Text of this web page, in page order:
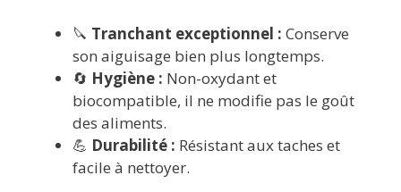
🔪 Tranchant exceptionnel : Conserve
son aiguisage bien plus longtemps.
🔄 Hygiène : Non-oxydant et
biocompatible, il ne modifie pas le goût
des aliments.
💪 Durabilité : Résistant aux taches et
facile à nettoyer.